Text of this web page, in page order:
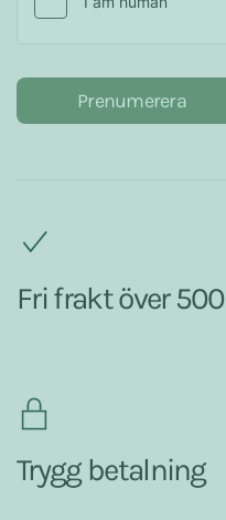
Prenumerera
Fri frakt över 500
Trygg betalning